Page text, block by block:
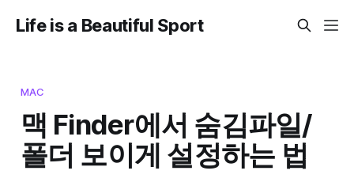
Life is a Beautiful Sport
MAC
맥 Finder에서 숨김파일/
폴더 보이게 설정하는 법